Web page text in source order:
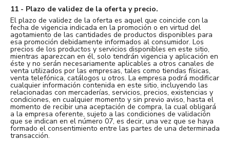
11 - Plazo de validez de la oferta y precio.
El plazo de validez de la oferta es aquel que coincide con la
fecha de vigencia indicada en la promoción o en virtud del
agotamiento de las cantidades de productos disponibles para
esa promoción debidamente informados al consumidor. Los
precios de los productos y servicios disponibles en este sitio,
mientras aparezcan en él, solo tendrán vigencia y aplicación en
éste y no serán necesariamente aplicables a otros canales de
venta utilizados por las empresas, tales como tiendas físicas,
venta telefónica, catálogos u otros. La empresa podrá modificar
cualquier información contenida en este sitio, incluyendo las
relacionadas con mercaderías, servicios, precios, existencias y
condiciones, en cualquier momento y sin previo aviso, hasta el
momento de recibir una aceptación de compra, la cual obligará
a la empresa oferente, sujeto a las condiciones de validación
que se indican en el número 07, es decir, una vez que se haya
formado el consentimiento entre las partes de una determinada
transacción.